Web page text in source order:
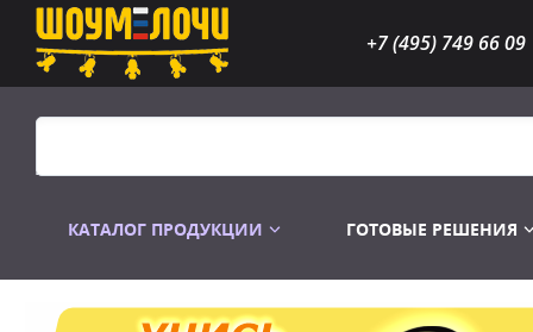
+7 (495) 749 66 09
КАТАЛОГ ПРОДУКЦИИ ГОТОВЫЕ РЕШЕНИЯ